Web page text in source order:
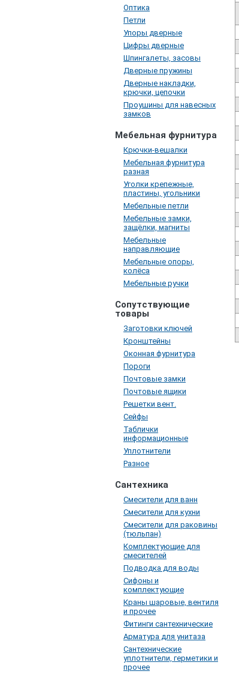
Оптика
Петли
Упоры дверные
Цифры дверные
Шпингалеты, засовы
Дверные пружины
Дверные накладки,
крючки, цепочки
Проушины для навесных
замков
Мебельная фурнитура
Крючки-вешалки
Мебельная фурнитура
разная
Уголки крепежные,
пластины, угольники
Мебельные петли
Мебельные замки,
защёлки, магниты
Мебельные
направляющие
Мебельные опоры,
колёса
Мебельные ручки
Сопутствующие
товары
Заготовки ключей
Кронштейны
Оконная фурнитура
Пороги
Почтовые замки
Почтовые ящики
Решетки вент.
Сейфы
Таблички
информационные
Уплотнители
Разное
Сантехника
Смесители для ванн
Смесители для кухни
Смесители для раковины
(тюльпан)
Комплектующие для
смесителей
Подводка для воды
Сифоны и
комплектующие
Краны шаровые, вентиля
и прочее
Фитинги сантехнические
Арматура для унитаза
Сантехнические
уплотнители, герметики и
прочее